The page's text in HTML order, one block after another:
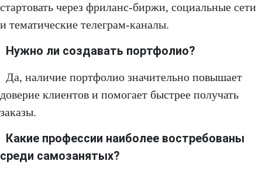
стартовать через фриланс-биржи, социальные сети
и тематические телеграм-каналы.
Нужно ли создавать портфолио?
Да, наличие портфолио значительно повышает
доверие клиентов и помогает быстрее получать
заказы.
Какие профессии наиболее востребованы
среди самозанятых?